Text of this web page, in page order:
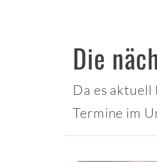
Die
Da es
Termine im